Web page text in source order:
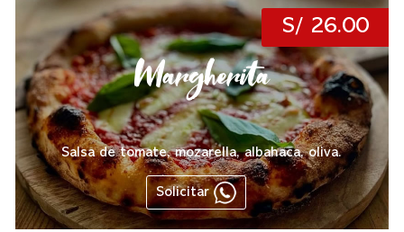
S/ 26.00
Margherita
Salsa de tomate, mozarella, albahaca, oliva.
Solicitar